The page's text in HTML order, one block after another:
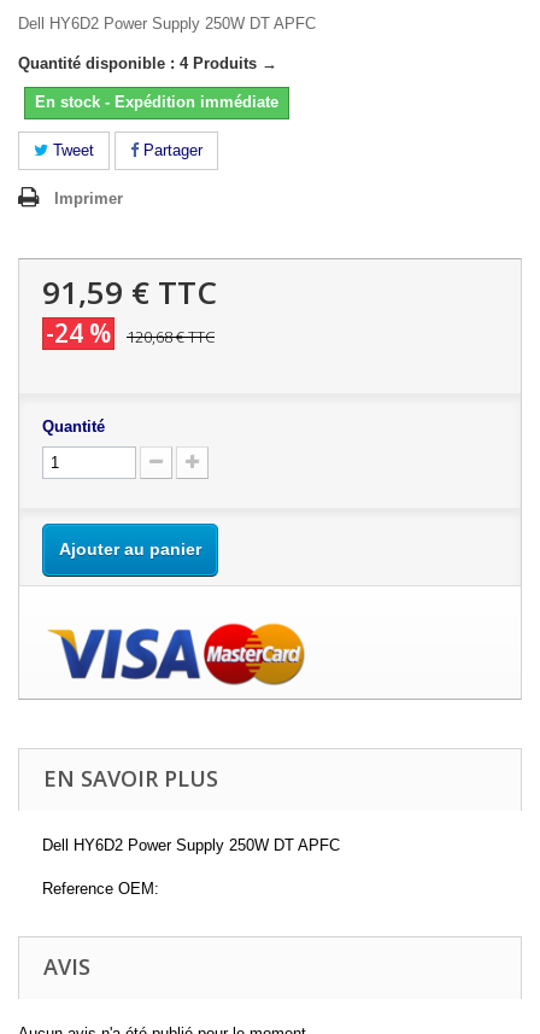
Dell HY6D2 Power Supply 250W DT APFC
Quantité disponible : 4 Produits →
En stock - Expédition immédiate
Tweet Partager
Imprimer
91,59 € TTC
-24 % 120,68 €TTC
Quantité
Ajouter au panier
EN SAVOIR PLUS
Dell HY6D2 Power Supply 250W DT APFC
Reference OEM:
AVIS